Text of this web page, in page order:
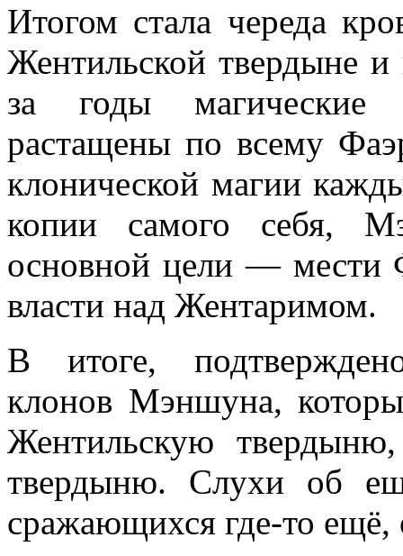
Итогом стала череда
Жентильской твердыне
за годы
растащены по всему
клонической магии
копии самого себя,
основной цели — мести
власти над Жентаримом.
В итоге,
клонов Мэншуна,
Жентильскую
твердыню. Слухи об
сражающихся где-то